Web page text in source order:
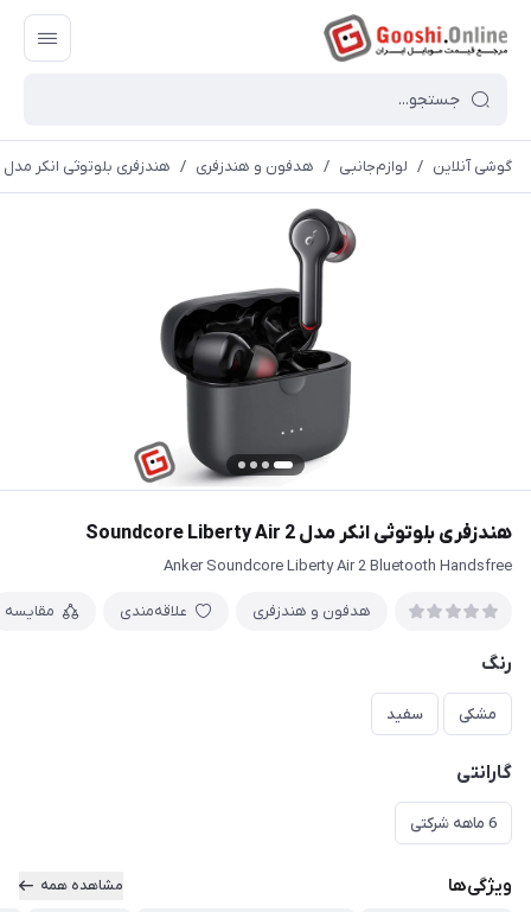
گوشی آنلاین / لوازم‌جانبی / هدفون و هندزفری / هندزفری بلوتوثی انکر مدل Soundcore Liberty Air 2
هندزفری بلوتوثی انکر مدل Soundcore Liberty Air 2
Anker Soundcore Liberty Air 2 Bluetooth Handsfree
هدفون و هندزفری علاقه‌مندی مقایسه
رنگ
مشکی سفید
گارانتی
6 ماهه شرکتی
ویژگی‌ها مشاهده همه